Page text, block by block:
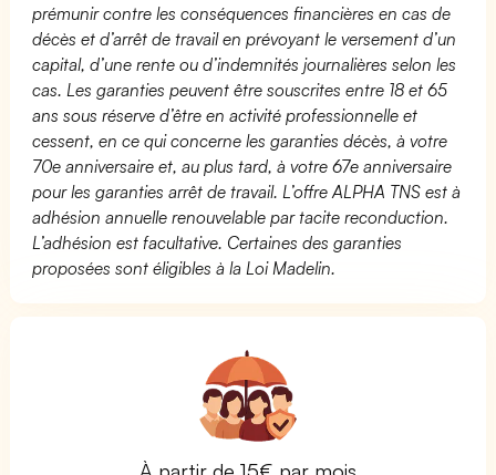
prémunir contre les conséquences financières en cas de
décès et d’arrêt de travail en prévoyant le versement d’un
capital, d’une rente ou d’indemnités journalières selon les
cas. Les garanties peuvent être souscrites entre 18 et 65
ans sous réserve d’être en activité professionnelle et
cessent, en ce qui concerne les garanties décès, à votre
70e anniversaire et, au plus tard, à votre 67e anniversaire
pour les garanties arrêt de travail. L’offre ALPHA TNS est à
adhésion annuelle renouvelable par tacite reconduction.
L’adhésion est facultative. Certaines des garanties
proposées sont éligibles à la Loi Madelin.